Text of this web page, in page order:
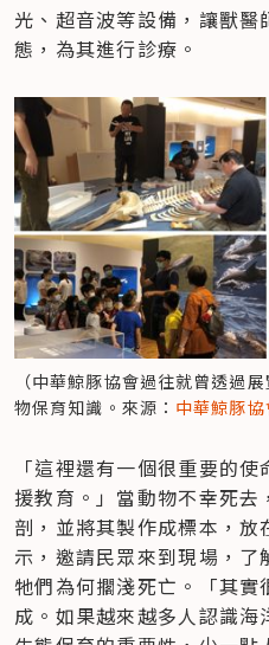
光、超音波等設備，讓獸
態，為其進行診療。
（中華鯨豚協會過往就曾透過
物保育知識。來源： 中華鯨豚
「這裡還有一個很重要的
援教育。」當動物不幸死
剖，並將其製作成標本，
示，邀請民眾來到現場，
牠們為何擱淺死亡。「其
成。如果越來越多人認識